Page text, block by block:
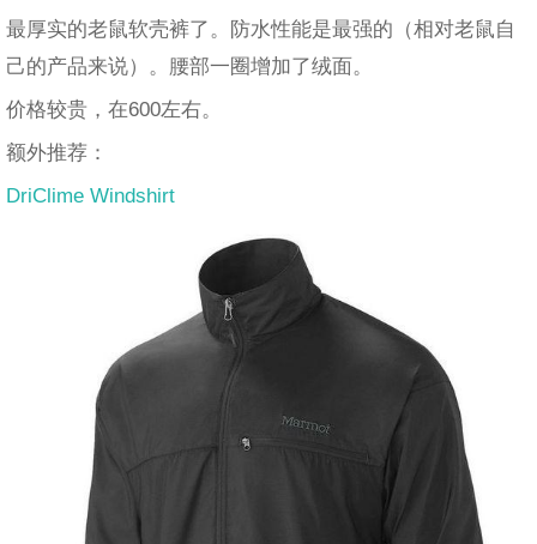
最厚实的老鼠软壳裤了。防水性能是最强的（相对老鼠自
己的产品来说）。腰部一圈增加了绒面。
价格较贵，在600左右。
额外推荐：
DriClime Windshirt